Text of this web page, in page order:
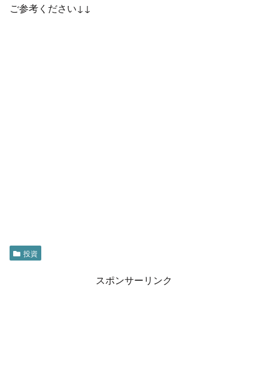
ご参考ください↓↓
投資
スポンサーリンク